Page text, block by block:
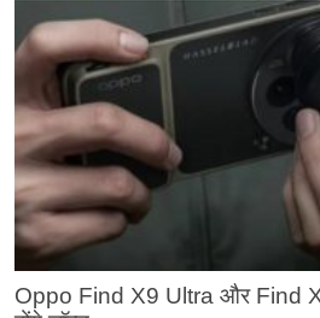
Oppo Find X9 Ultra और Find